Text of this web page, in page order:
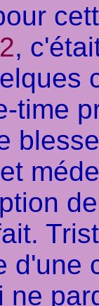
,
time
d'une
ne